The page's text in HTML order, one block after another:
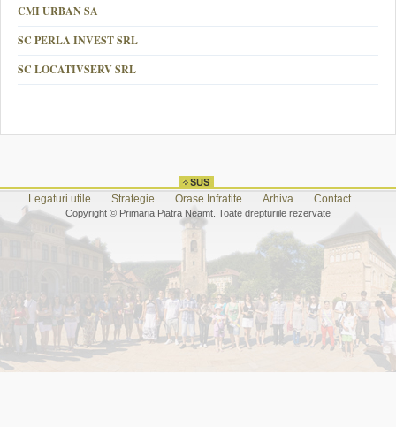
CMI URBAN SA
SC PERLA INVEST SRL
SC LOCATIVSERV SRL
Legaturi utile Strategie Orase Infratite Arhiva Contact
Copyright © Primaria Piatra Neamt. Toate drepturiile rezervate